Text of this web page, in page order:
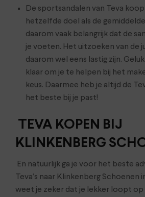
De sportsandalen van Teva
hetzelfde doel als de
daarom vaak belangrijk dat de
je voeten. Het uitzoeken van de
daarom wel eens lastig zijn.
klaar om je te helpen bij het
keus. Daarmee heb je altijd de
het beste bij je past!
TEVA KOPEN BIJ
KLINKENBERG
En natuurlijk ga je voor het beste
Teva’s naar Klinkenberg Schoenen
weet je zeker dat je lekker loopt op